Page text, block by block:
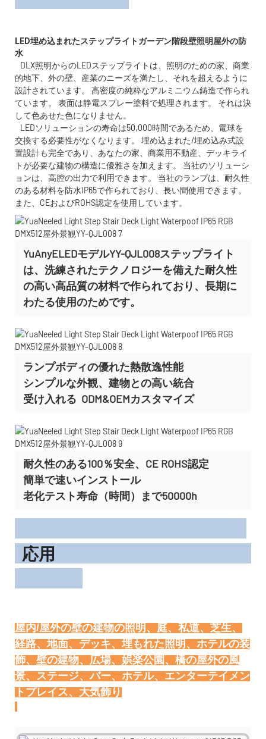
LED埋め込まれたステップライトガーデン階段壁照明屋外の防
DLX照明からのLEDステップライトは、照明のための家、商業
的地下、外の壁、産業のニーズを満たし、それを超えるように
設計されています。 高密度の純粋なアルミニウム鋳造で作られ
ています。 表面は静電スプレー塗料で処理されます。 それは決
して色あせた色になりません。
LEDソリューションの寿命は50,000時間であるため、電球を
交換する必要性がなくなります。 埋め込まれた/埋め込み式設
置設計も完全であり、あなたの家、商業用不動産、デッキライ
トが必要な建物の構造に優雅さを加えます。 当社のソリューシ
ョンは、高腔の出力で利用できます。 当社のランプは、耐久性
のある材料を防水IP65で作られており、長い間使用できます。
また、CEおよびROHS認定を使用しています。
YuAnyELEDモデルYY-QJL008ステップライト
は、洗練されたテクノロジーを備えた耐久性
の高い高品質の材料で作られており、長期に
わたる使用のためです。
ランプボディの優れた熱散逸性能
シンプルな外観、建物との高い統合
受け入れる ODM&OEMカスタマイズ
耐久性のある100％安全、CE ROHS認定
簡単で速いインストール
老化テスト寿命（時間）まで50000h
応用
屋内/屋外の壁の建物の照明、庭、私道、芝生、
経路、地面、デッキ、埋もれた照明、ホテルの装
飾、壁の建物、広場、娯楽公園、橋の屋外の風
景、ステージ、バー、ホテル、エンターテイメン